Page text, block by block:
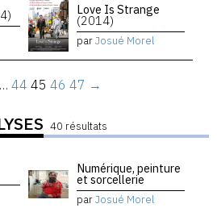
Love Is Strange
(2014)
parJosué Morel
… 44 45 46 47 →
40 résultats
Numérique, peinture
et sorcellerie
parJosué Morel